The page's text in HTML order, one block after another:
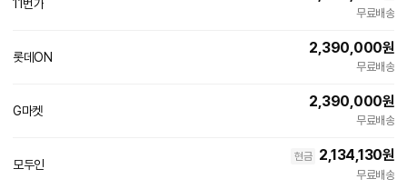
11번가
무료배송
롯데ON
2,390,000원
무료배송
G마켓
2,390,000원
무료배송
모두인
현금 2,134,130원
무료배송